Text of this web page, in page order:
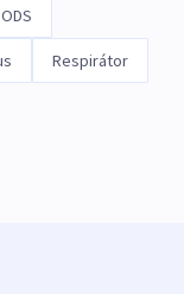
ODS
Respirátor